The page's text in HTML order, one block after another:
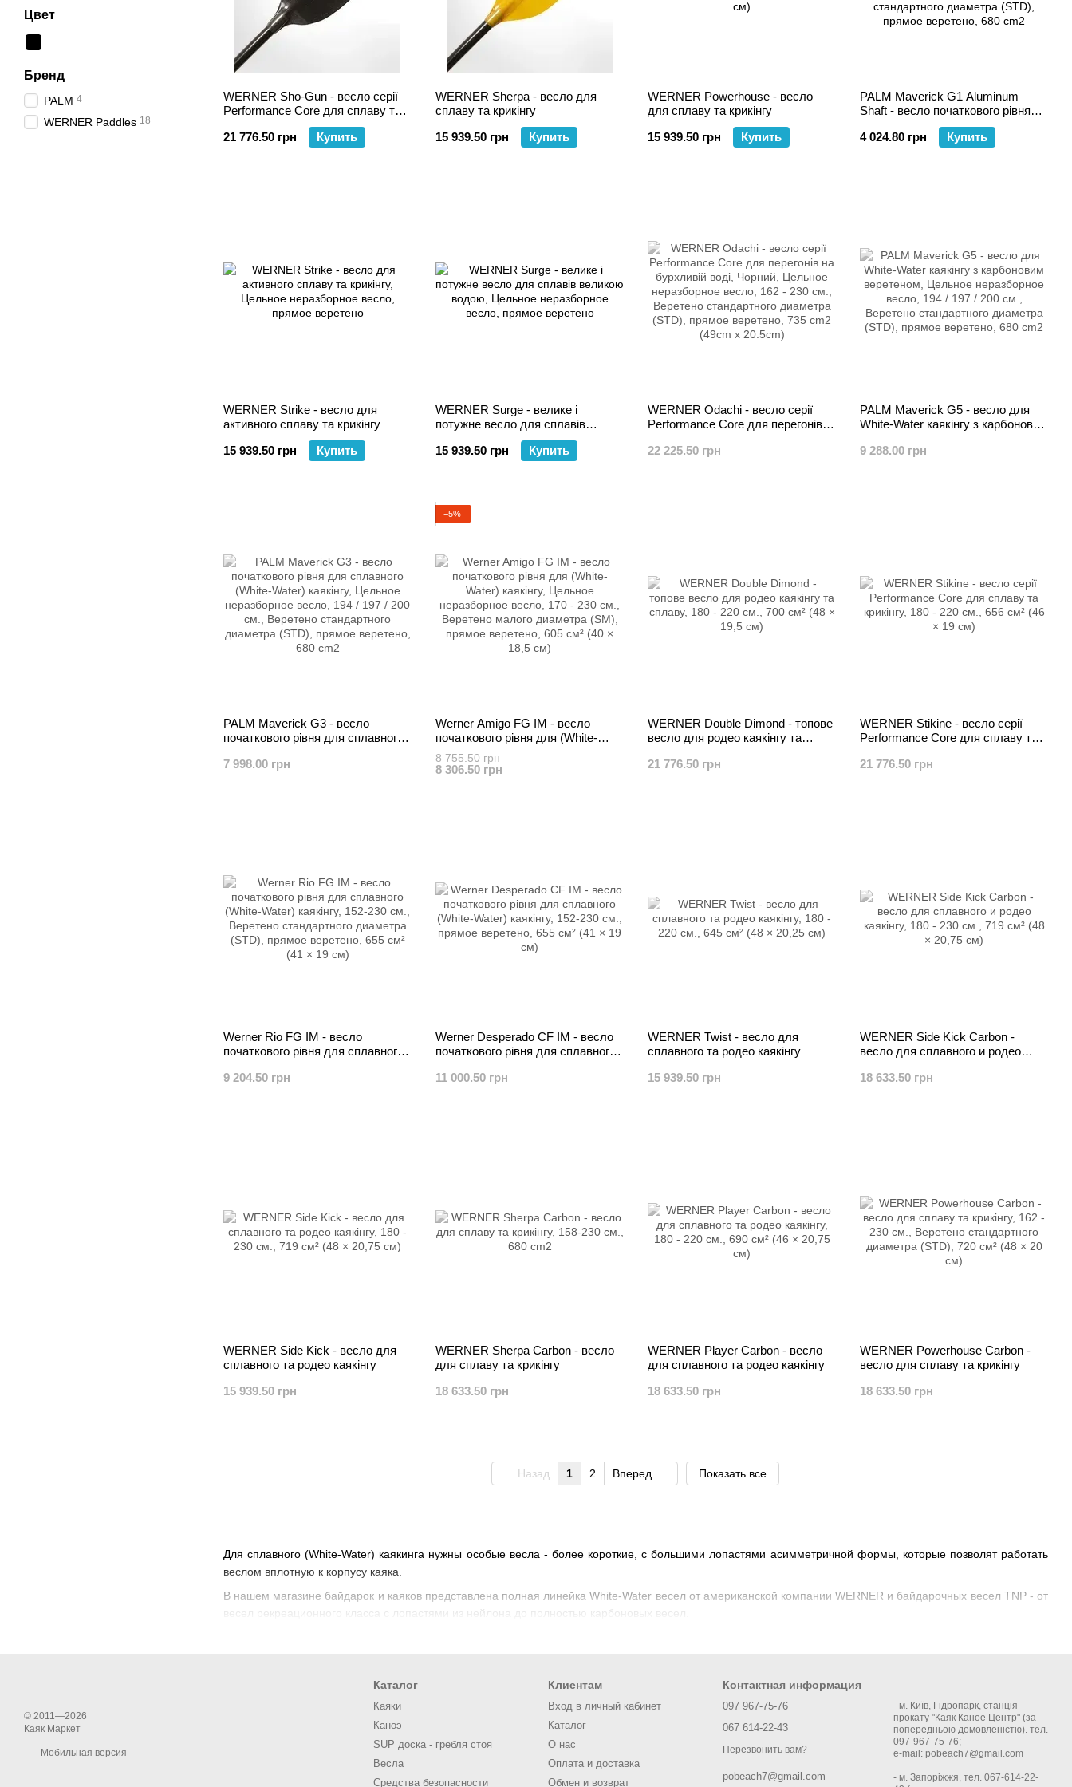
Для сплавного (White-Water) каякинга нужны особые весла - более короткие, с большими лопастями асимметричной формы, которые позволят работать
веслом вплотную к корпусу каяка.
В нашем магазине байдарок и каяков представлена полная линейка White-Water весел от американской компании WERNER и байдарочных весел TNP - от
весел рекреационного класса с лопастями из нейлона до полностью карбоновых весел.
WERNER Sho-Gun - весло серії
Performance Core для сплаву та
21 776.50 грн
Купить
WERNER Sherpa - весло для
сплаву та крикінгу
15 939.50 грн
Купить
WERNER Powerhouse - весло
для сплаву та крикінгу
15 939.50 грн
Купить
PALM Maverick G1 Aluminum
Shaft - весло початкового рівня
для сплавного (White-Water)
каякінгу
4 024.80 грн Купить
WERNER Strike - весло для
активного сплаву та крикінгу
15 939.50 грн
Купить
WERNER Surge - велике і
потужне весло для сплавів
15 939.50 грн
Купить
WERNER Odachi - весло серії
Performance Core для перегонів
22 225.50 грн
PALM Maverick G5 - весло для
White-Water каякінгу з карбоновим
9 288.00 грн
PALM Maverick G3 - весло
початкового рівня для сплавного
7 998.00 грн
−5%
Werner Amigo FG IM - весло
початкового рівня для (White-
Water) каякінгу
8 755.50 грн
8 306.50 грн
WERNER Double Dimond - топове
весло для родео каякінгу та
21 776.50 грн
WERNER Stikine - весло серії
Performance Core для сплаву та
21 776.50 грн
Werner Rio FG IM - весло
початкового рівня для сплавного
9 204.50 грн
Werner Desperado CF IM - весло
початкового рівня для сплавного
11 000.50 грн
WERNER Twist - весло для
сплавного та родео каякінгу
15 939.50 грн
WERNER Side Kick Carbon -
весло для сплавного и родео
18 633.50 грн
WERNER Side Kick - весло для
сплавного та родео каякінгу
15 939.50 грн
WERNER Sherpa Carbon - весло
для сплаву та крикінгу
18 633.50 грн
WERNER Player Carbon - весло
для сплавного та родео каякінгу
18 633.50 грн
WERNER Powerhouse Carbon -
весло для сплаву та крикінгу
18 633.50 грн
Назад 1 2 Вперед Показать все
Цвет
Бренд
PALM 4
WERNER Paddles 18
© 2011—2026
Каяк Маркет
Мобильная версия
Каталог
Каяки
Каноэ
SUP доска - гребля стоя
Весла
Средства безопасности
Клиентам
Вход в личный кабинет
Каталог
О нас
Оплата и доставка
Обмен и возврат
Контактная информация
097 967-75-76
067 614-22-43
Перезвонить вам?
pobeach7@gmail.com
- м. Київ, Гідропарк, станція
прокату "Каяк Каное Центр" (за
попередньою домовленістю). тел.
097-967-75-76;
e-mail: pobeach7@gmail.com
- м. Запоріжжя, тел. 067-614-22-